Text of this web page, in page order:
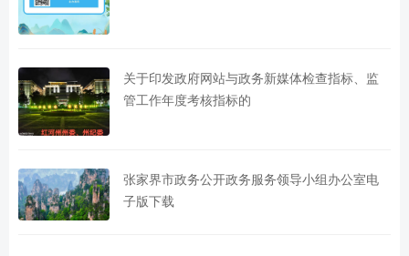
关于印发政府网站与政务新媒体检查指标、监
管工作年度考核指标的
张家界市政务公开政务服务领导小组办公室电
子版下载